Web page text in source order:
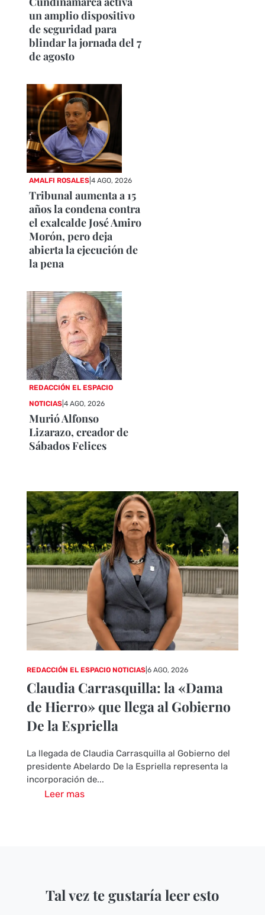
un amplio dispositivo
de seguridad para
blindar la jornada del 7
de agosto
AMALFI ROSALES |4 AGO, 2026
Tribunal aumenta a 15
años la condena contra
el exalcalde José Amiro
Morón, pero deja
abierta la ejecución de
la pena
REDACCIÓN EL ESPACIO
NOTICIAS |4 AGO, 2026
Murió Alfonso
Lizarazo, creador de
Sábados Felices
REDACCIÓN EL ESPACIO NOTICIAS| 6 AGO, 2026
Claudia Carrasquilla: la «Dama
de Hierro» que llega al Gobierno
De la Espriella
La llegada de Claudia Carrasquilla al Gobierno del
presidente Abelardo De la Espriella representa la
incorporación de...
Leer mas
Tal vez te gustaría leer esto